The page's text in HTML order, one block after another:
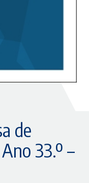
de
33.º –